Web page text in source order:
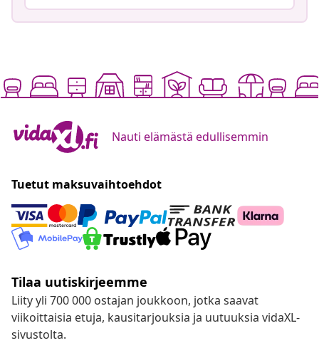
Nauti elämästä edullisemmin
Tuetut maksuvaihtoehdot
Tilaa uutiskirjeemme
Liity yli 700 000 ostajan joukkoon, jotka saavat
viikoittaisia etuja, kausitarjouksia ja uutuuksia vidaXL-
sivustolta.